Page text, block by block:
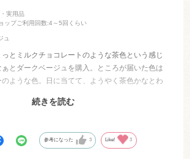
実用品
ップご利用回数:4～5回くらい
ュ
とミルクチョコレートのような茶色という感じ
とダークベージュを購入。ところが届いた色は
ような色。日に当てて、ようやく茶色かなとわ
続きを読む
参考になった 3 Like! 3